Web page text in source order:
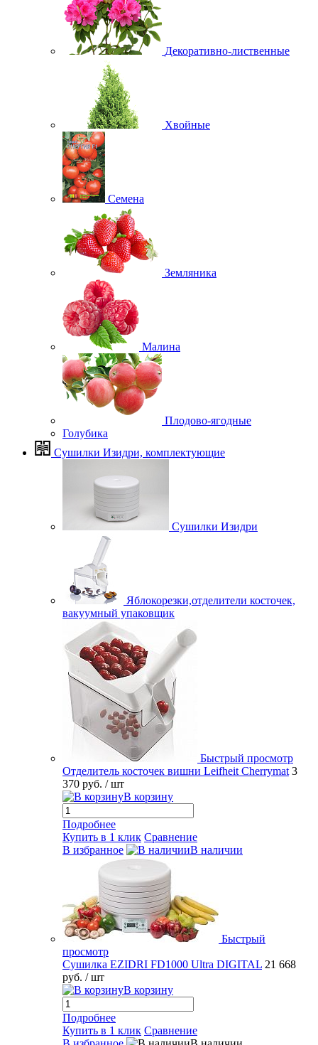
Декоративно-лиственные
Хвойные
Семена
Земляника
Малина
Плодово-ягодные
Голубика
Сушилки Изидри, комплектующие
Сушилки Изидри
Яблокорезки,отделители косточек,
вакуумный упаковщик
Быстрый просмотр
Отделитель косточек вишни Leifheit Cherrymat 3
370 руб. / шт
В корзину
Подробнее
Купить в 1 клик Сравнение
В избранное
В наличии
Быстрый
просмотр
Сушилка EZIDRI FD1000 Ultra DIGITAL 21 668
руб. / шт
В корзину
Подробнее
Купить в 1 клик Сравнение